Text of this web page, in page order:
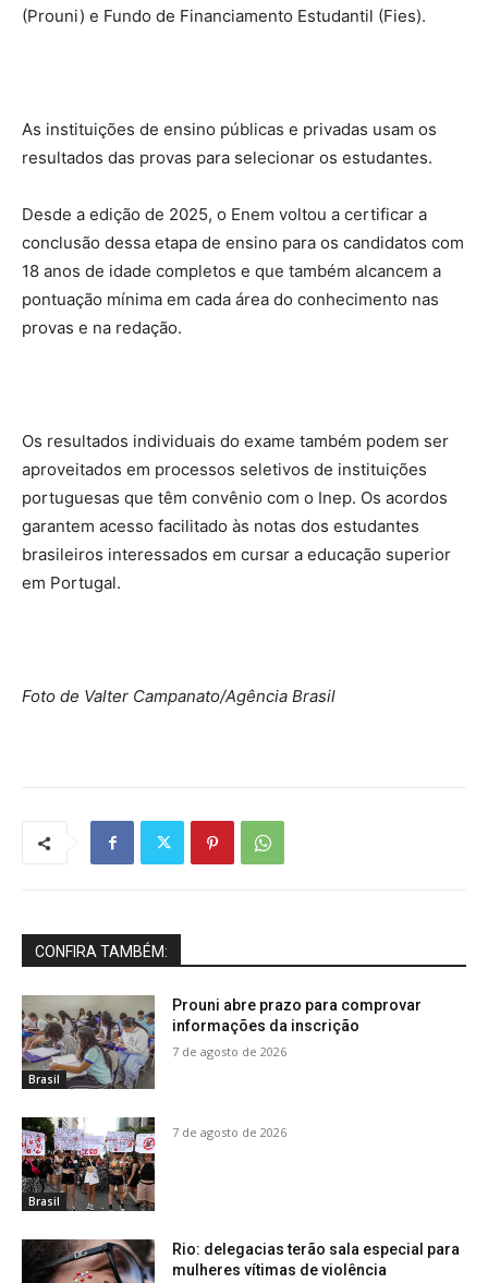
(Prouni) e Fundo de Financiamento Estudantil (Fies).
As instituições de ensino públicas e privadas usam os
resultados das provas para selecionar os estudantes.
Desde a edição de 2025, o Enem voltou a certificar a
conclusão dessa etapa de ensino para os candidatos com
18 anos de idade completos e que também alcancem a
pontuação mínima em cada área do conhecimento nas
provas e na redação.
Os resultados individuais do exame também podem ser
aproveitados em processos seletivos de instituições
portuguesas que têm convênio com o Inep. Os acordos
garantem acesso facilitado às notas dos estudantes
brasileiros interessados em cursar a educação superior
em Portugal.
Foto de Valter Campanato/Agência Brasil
CONFIRA TAMBÉM:
Brasil
Prouni abre prazo para comprovar
informações da inscrição
7 de agosto de 2026
Brasil
7 de agosto de 2026
Rio: delegacias terão sala especial para
mulheres vítimas de violência